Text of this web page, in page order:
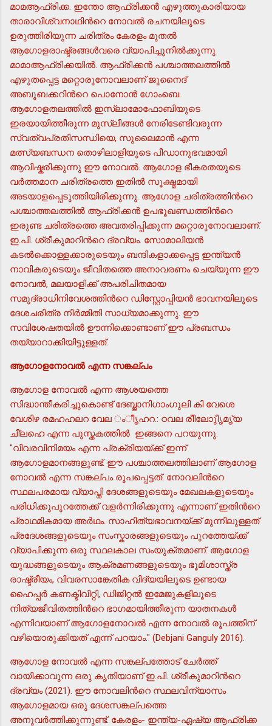
മാമആഫ്രിക്ക. ഇന്തോ ആഫ്രിക്കന്‍ എഴുത്തുകാരിയായ
താരാവിശ്വനാഥിന്‍റെ നോവല്‍ രചനയിലൂടെ
ഉരുത്തിരിയുന്ന ചരിത്രം കേരളം മുതല്‍
ആഗോളരാഷ്ട്രങ്ങള്‍വരെ വ്യാപിച്ചുനില്‍ക്കുന്നു
മാമാആഫ്രിക്കയില്‍. ആഫ്രിക്കന്‍ പശ്ചാത്തലത്തില്‍
എഴുതപ്പെട്ട മറ്റൊരുനോവലാണ് ജുനൈദ്
അബൂബക്കറിന്‍റെ പൊനോന്‍ ഗോംബെ.
ആഗോളതലത്തില്‍ ഇസ്ലാമോഫോബിയുടെ
ഇരയായിത്തീരുന്ന മുസ്ലീങ്ങള്‍ നേരിടേണ്ടിവരുന്ന
സ്വത്വപ്രതിസന്ധിയെ, സുലൈമാന്‍ എന്ന
മത്സ്യബന്ധന തൊഴിലാളിയുടെ പീഡാനുഭവമായി
ആവിഷ്കരിക്കുന്നു ഈ നോവല്‍. ആഗോള ഭീകരതയുടെ
വര്‍ത്തമാന ചരിത്രത്തെ ഇതില്‍ സൂക്ഷ്മമായി
അടയാളപ്പെടുത്തിയിരിക്കുന്നു. ആഗോള ചരിത്രത്തിന്‍റെ
പശ്ചാത്തലത്തില്‍ ആഫ്രിക്കന്‍ ഉപഭൂഖണ്ഡത്തിന്‍റെ
ഇരുണ്ട ചരിത്രത്തെ അവതരിപ്പിക്കുന്ന മറ്റൊരുനോവലാണ്.
ഇ.പി. ശ്രീകുമാറിന്‍റെ ദ്രവ്യം. സോമാലിയന്‍
കടല്‍ക്കൊള്ളക്കാരുടെയും ബന്ദികളാക്കപ്പെട്ട ഇന്ത്യന്‍
നാവികരുടെയും ജീവിതത്തെ അനാവരണം ചെയ്യുന്ന ഈ
നോവല്‍, മലയാളിക്ക് അപരിചിതമായ
സമുദ്രാധിനിവേശത്തിന്‍റെ ഡിസ്റ്റോപ്പിയന്‍ ഭാവനയിലൂടെ
ദേശചരിത്ര നിര്‍മ്മിതി സാധ്യമാക്കുന്നു. ഈ
സവിശേഷതയില്‍ ഊന്നിക്കൊണ്ടാണ് ഈ പ്രബന്ധം
തയ്യാറാക്കിയിട്ടുള്ളത്.
ആഗോളനോവല്‍ എന്ന സങ്കല്പം
ആഗോള നോവല്‍ എന്ന ആശയത്തെ
സിദ്ധാന്തീകരിച്ചുകൊണ്ട് ദേബ്ജാനിഗാംഗുലി കി വേശെ
വേശിഴ രമഹഹലറ വേല ംീൃഹറ.: ഠവല രീിലോുീൃമൃ്യ
ചീ്ലഹെ എന്ന പുസ്തകത്തില്‍ ഇങ്ങനെ പറയുന്നു:
"വിവരവിനിമയം എന്ന പ്രക്രിയയ്ക്ക് ഇന്ന്
ആഗോളമാനങ്ങളുണ്ട്. ഈ പശ്ചാത്തലത്തിലാണ് ആഗോള
നോവല്‍ എന്ന സങ്കല്പം രൂപപ്പെട്ടത്. നോവലിന്‍റെ
സ്ഥലപരമായ വ്യാപ്തി ദേശങ്ങളുടെയും മേഖലകളുടെയും
പരിധിക്കുപുറത്തേക്ക് വളര്‍ന്നിരിക്കുന്നു എന്നാണ് ഇതിന്‍റെ
പ്രാഥമികമായ അര്‍ഥം. സാഹിത്യഭാവനയ്ക്ക് മുന്നിലുള്ളത്
പ്രദേശങ്ങളുടെയും സംസ്കാരങ്ങളുടെയും പുറത്തേയ്ക്ക്
വ്യാപിക്കുന്ന ഒരു സ്ഥലകാല സംയുക്തമാണ്. ആഗോള
യുദ്ധങ്ങളുടെയും ആക്രമണങ്ങളുടെയും ഭൂമിശാസ്ത്ര
രാഷ്ട്രീയം, വിവരസാങ്കേതിക വിദ്യയിലൂടെ ഉണ്ടായ
ഹൈപ്പര്‍ കണക്ടിവിറ്റി, ഡിജിറ്റല്‍ ഇമേജുകളിലൂടെ
നിത്യജീവിതത്തിന്‍റെ ഭാഗമായിത്തീരുന്ന യാതനകള്‍
എന്നിവയാണ് ആഗോളനോവല്‍ എന്ന നോവല്‍ രൂപത്തിന്
വഴിയൊരുക്കിയത് എന്ന് പറയാം." (Debjani Ganguly 2016).
ആഗോള നോവല്‍ എന്ന സങ്കല്പത്തോട് ചേര്‍ത്ത്
വായിക്കാവുന്ന ഒരു കൃതിയാണ് ഇ.പി. ശ്രീകുമാറിന്‍റെ
ദ്രവ്യം (2021). ഈ നോവലിന്‍റെ സ്ഥലവിന്യാസം
ആഗോളമായ ഒരു ദേശസങ്കല്പത്തെ
അനുവര്‍ത്തിക്കുന്നുണ്ട്. കേരളം- ഇന്ത്യ-ഏഷ്യ ആഫ്രിക്ക